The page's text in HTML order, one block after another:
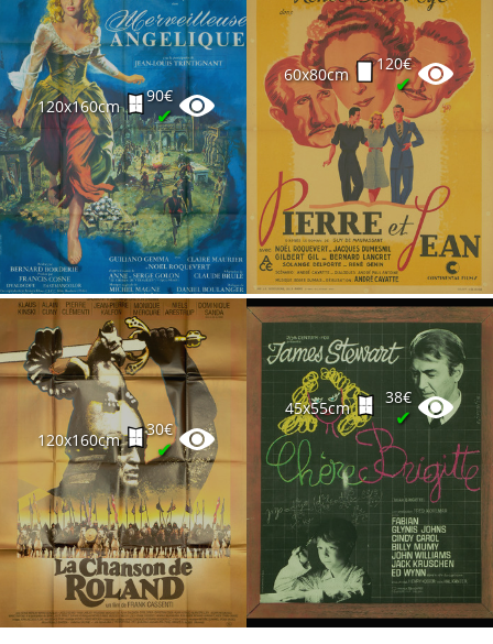
120x160cm
90€
✔
60x80cm
120€
✔
120x160cm
30€
✔
45x55cm
38€
✔